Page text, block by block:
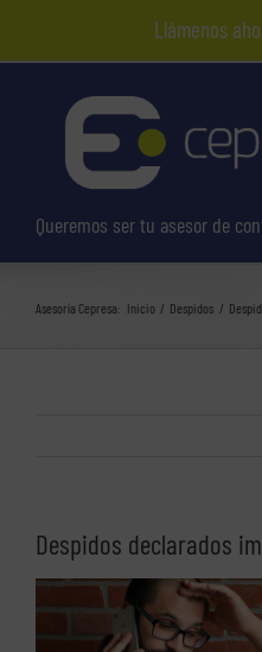
contenido
Llámenos
Queremos ser tu asesor de
Asesoría Cepresa: Inicio Despidos
Despidos declarados
Ver
imagen